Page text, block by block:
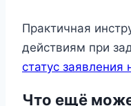
Практичная
действиям при
статус
Что ещё